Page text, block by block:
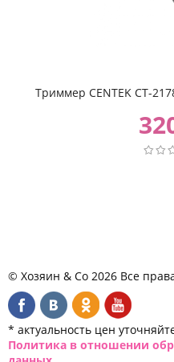
Триммер CENTEK CT-
© Хозяин & Co 2026 Все
* актуальность цен
Политика в отношении